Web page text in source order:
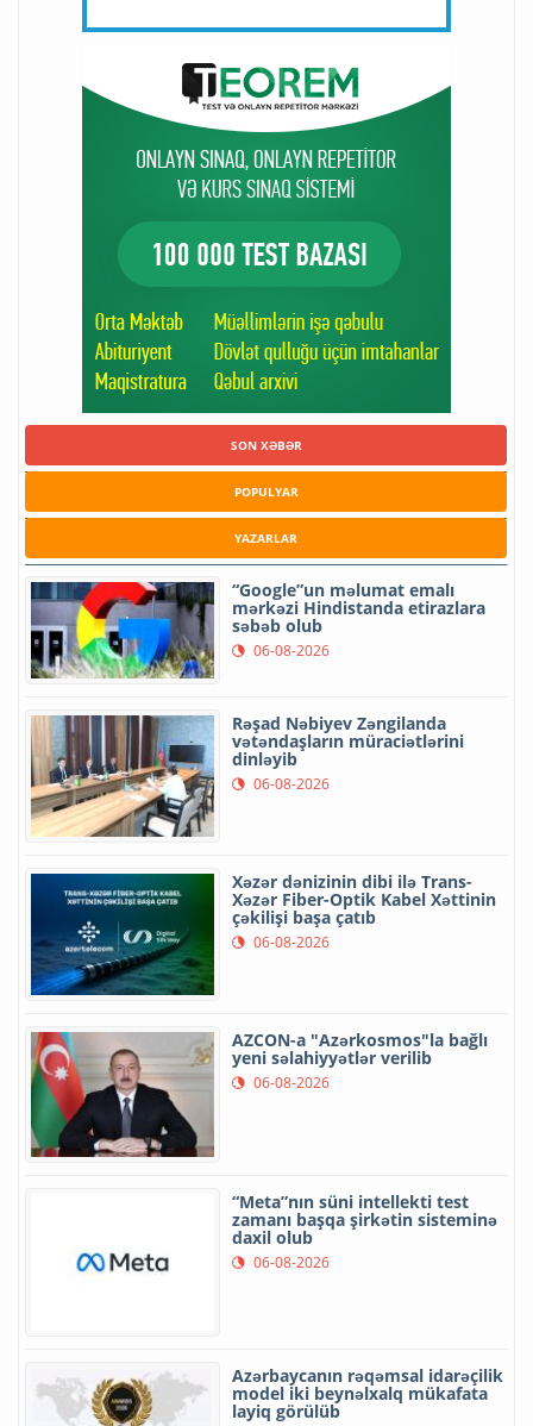
SON XƏBƏR
POPULYAR
YAZARLAR
“Google”un məlumat emalı
mərkəzi Hindistanda etirazlara
səbəb olub
06-08-2026
Rəşad Nəbiyev Zəngilanda
vətəndaşların müraciətlərini
dinləyib
06-08-2026
Xəzər dənizinin dibi ilə Trans-
Xəzər Fiber-Optik Kabel Xəttinin
çəkilişi başa çatıb
06-08-2026
AZCON-a "Azərkosmos"la bağlı
yeni səlahiyyətlər verilib
06-08-2026
“Meta”nın süni intellekti test
zamanı başqa şirkətin sisteminə
daxil olub
06-08-2026
Azərbaycanın rəqəmsal idarəçilik
model iki beynəlxalq mükafata
layiq görülüb